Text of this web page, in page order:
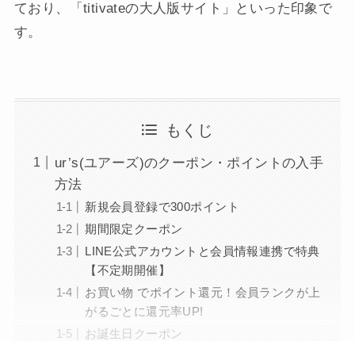
ており、「titivateの大人版サイト」といった印象で
す。
もくじ
ur’s(ユアーズ)のクーポン・ポイントの入手
方法
新規会員登録で300ポイント
期間限定クーポン
LINE公式アカウントと会員情報連携で特典
【不定期開催】
お買い物 でポイント還元！会員ランクが上
がるごとに還元率UP!
お誕生日クーポン